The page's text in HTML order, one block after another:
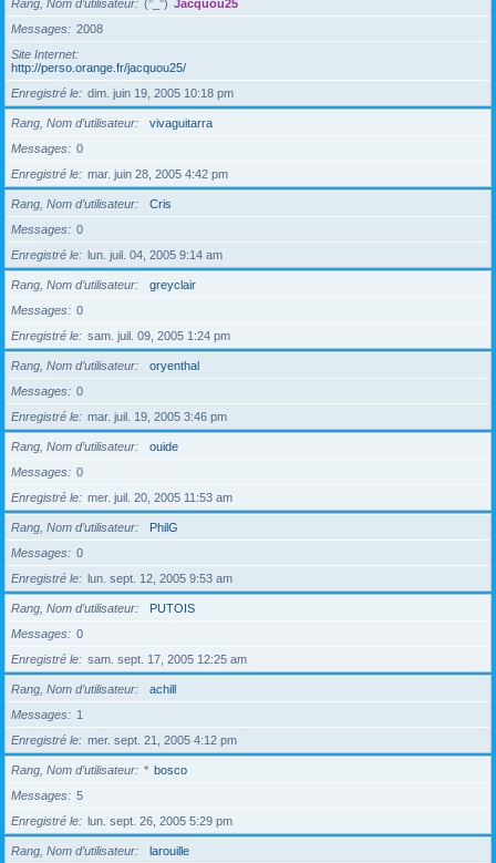
Rang, Nom d’utilisateur (°_°) Jacquou25
Messages
2008
Site Internet
http://perso.orange.fr/jacquou25/
Enregistré le
dim. juin 19, 2005 10:18 pm
Rang, Nom d’utilisateur
vivaguitarra
Messages
0
Enregistré le
mar. juin 28, 2005 4:42 pm
Rang, Nom d’utilisateur
Cris
Messages
0
Enregistré le
lun. juil. 04, 2005 9:14 am
Rang, Nom d’utilisateur
greyclair
Messages
0
Enregistré le
sam. juil. 09, 2005 1:24 pm
Rang, Nom d’utilisateur
oryenthal
Messages
0
Enregistré le
mar. juil. 19, 2005 3:46 pm
Rang, Nom d’utilisateur
ouide
Messages
0
Enregistré le
mer. juil. 20, 2005 11:53 am
Rang, Nom d’utilisateur
PhilG
Messages
0
Enregistré le
lun. sept. 12, 2005 9:53 am
Rang, Nom d’utilisateur
PUTOIS
Messages
0
Enregistré le
sam. sept. 17, 2005 12:25 am
Rang, Nom d’utilisateur
achill
Messages
1
Enregistré le
mer. sept. 21, 2005 4:12 pm
Rang, Nom d’utilisateur * bosco
Messages
5
Enregistré le
lun. sept. 26, 2005 5:29 pm
Rang, Nom d’utilisateur
larouille